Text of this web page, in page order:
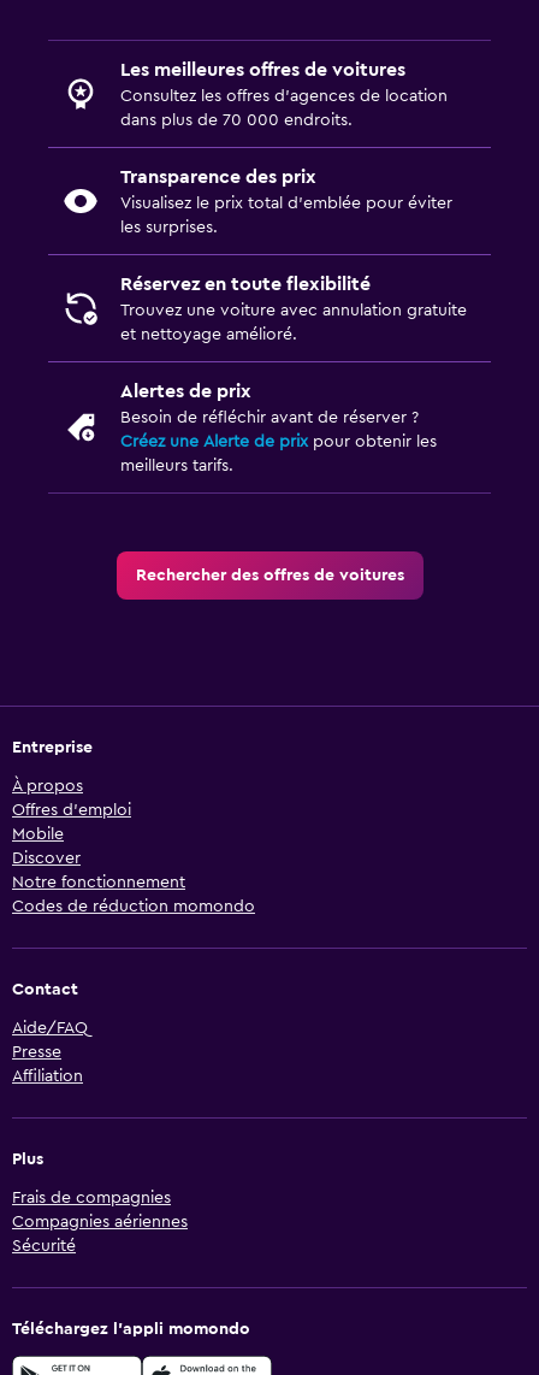
Les meilleures offres de voitures
Consultez les offres d’agences de location
dans plus de 70 000 endroits.
Transparence des prix
Visualisez le prix total d’emblée pour éviter
les surprises.
Réservez en toute flexibilité
Trouvez une voiture avec annulation gratuite
et nettoyage amélioré.
Alertes de prix
Besoin de réfléchir avant de réserver ?
Créez une Alerte de prixpour obtenir les
meilleurs tarifs.
Rechercher des offres de voitures
Entreprise
À propos
Offres d’emploi
Mobile
Discover
Notre fonctionnement
Codes de réduction momondo
Contact
Aide/FAQ
Presse
Affiliation
Plus
Frais de compagnies
Compagnies aériennes
Sécurité
Téléchargez l’appli momondo